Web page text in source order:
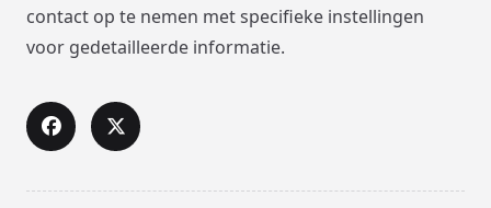
contact op te nemen met specifieke instellingen
voor gedetailleerde informatie.